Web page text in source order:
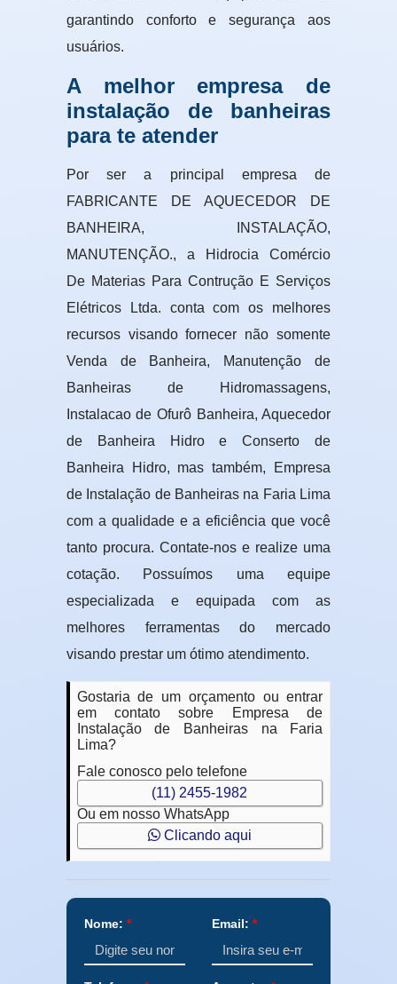
garantindo conforto e segurança aos
usuários.
A melhor empresa de
instalação de banheiras
para te atender
Por ser a principal empresa de
FABRICANTE DE AQUECEDOR DE
BANHEIRA, INSTALAÇÃO,
MANUTENÇÃO., a Hidrocia Comércio
De Materias Para Contrução E Serviços
Elétricos Ltda. conta com os melhores
recursos visando fornecer não somente
Venda de Banheira, Manutenção de
Banheiras de Hidromassagens,
Instalacao de Ofurô Banheira, Aquecedor
de Banheira Hidro e Conserto de
Banheira Hidro, mas também, Empresa
de Instalação de Banheiras na Faria Lima
com a qualidade e a eficiência que você
tanto procura. Contate-nos e realize uma
cotação. Possuímos uma equipe
especializada e equipada com as
melhores ferramentas do mercado
visando prestar um ótimo atendimento.
Gostaria de um orçamento ou entrar
em contato sobre Empresa de
Instalação de Banheiras na Faria
Lima?
Fale conosco pelo telefone
(11) 2455-1982
Ou em nosso WhatsApp
Clicando aqui
Nome: * Email: *